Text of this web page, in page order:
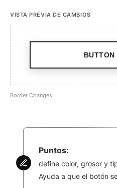
VISTA PREVIA DE CAMBIOS
BUTTON
Border Changes
Puntos:
define color, grosor y
Ayuda a que el botón